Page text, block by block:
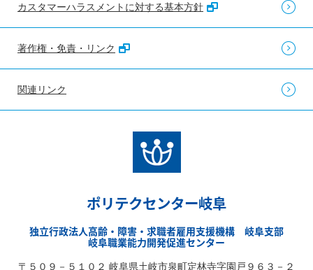
カスタマーハラスメントに対する基本方針
著作権・免責・リンク
関連リンク
ポリテクセンター岐阜
独立行政法人高齢・障害・求職者雇用支援機構 岐阜支部
岐阜職業能力開発促進センター
〒５０９－５１０２ 岐阜県土岐市泉町定林寺字園戸９６３－２